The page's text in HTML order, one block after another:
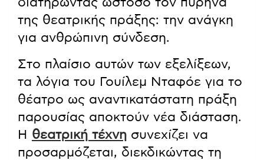
της θεατρικής πράξης: την ανάγκη
για ανθρώπινη σύνδεση.
Στο πλαίσιο αυτών των εξελίξεων,
τα λόγια του Γουίλεμ Νταφόε για το
θέατρο ως αναντικατάστατη πράξη
παρουσίας αποκτούν νέα διάσταση.
Η θεατρική τέχνη συνεχίζει να
προσαρμόζεται, διεκδικώντας τη